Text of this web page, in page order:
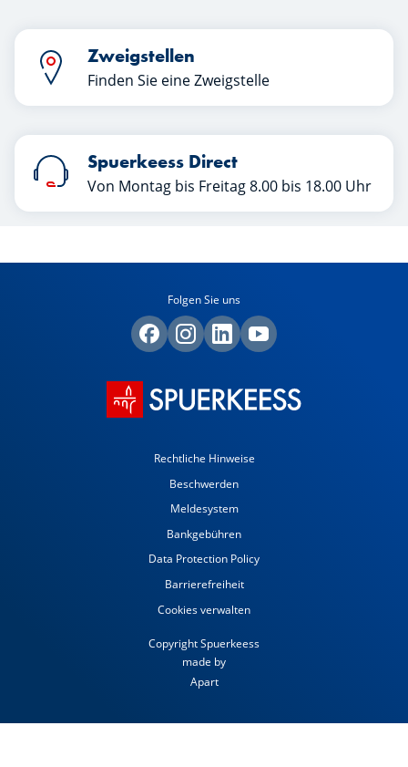
Zweigstellen
Finden Sie eine Zweigstelle
Spuerkeess Direct
Von Montag bis Freitag 8.00 bis 18.00 Uhr
Folgen Sie uns
Rechtliche Hinweise
Beschwerden
Meldesystem
Bankgebühren
Data Protection Policy
Barrierefreiheit
Cookies verwalten
Copyright Spuerkeess
made by
Apart